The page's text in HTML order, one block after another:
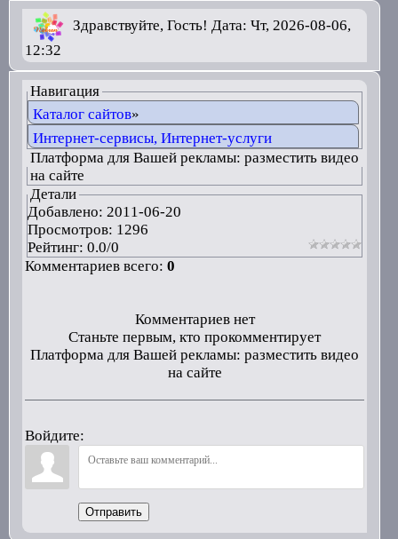
Здравствуйте, Гость! Дата: Чт, 2026-08-06,
12:32
Навигация
Каталог сайтов»
Интернет-сервисы, Интернет-услуги
Платформа для Вашей рекламы: разместить видео
на сайте
Детали
Добавлено: 2011-06-20
Просмотров: 1296
Рейтинг: 0.0/0
Комментариев всего: 0
Комментариев нет
Станьте первым, кто прокомментирует
Платформа для Вашей рекламы: разместить видео
на сайте
Войдите:
Отправить